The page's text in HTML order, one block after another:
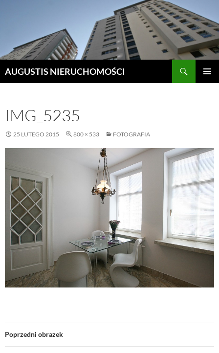
AUGUSTIS NIERUCHOMOŚCI
IMG_5235
25 LUTEGO 2015 800 × 533 FOTOGRAFIA
Poprzedni obrazek